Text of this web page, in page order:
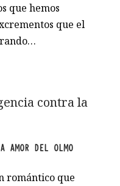
que hemos
que el
contra la
AMOR DEL OLMO
romántico que